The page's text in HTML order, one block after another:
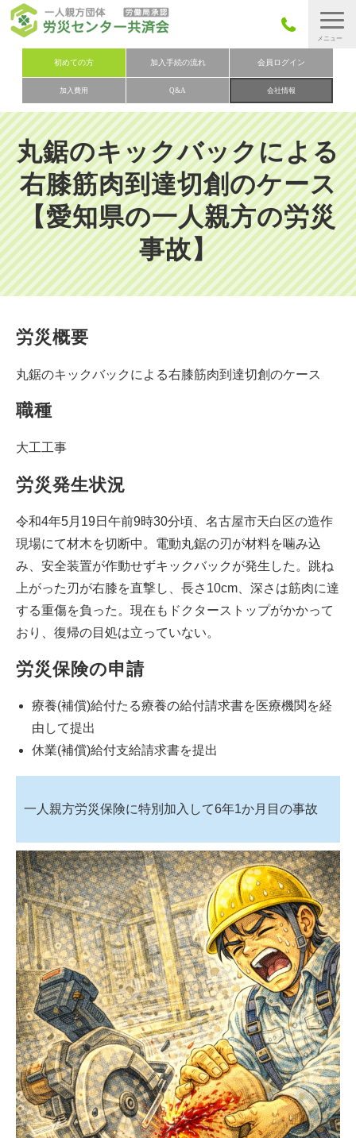
初めての方 加入手続の流れ 会員ログイン
加入費用 Q&A 会社情報
労災保険とは
労災保険の取りまとめ
労災保険加入手続きの流れ
加入費用
加入申込み
会社概要
お問い合わせ
会員メニュー
丸鋸のキックバックによる
右膝筋肉到達切創のケース
【愛知県の一人親方の労災
事故】
労災概要
丸鋸のキックバックによる右膝筋肉到達切創のケース
職種
大工工事
労災発生状況
令和4年5月19日午前9時30分頃、名古屋市天白区の造作
現場にて材木を切断中。電動丸鋸の刃が材料を噛み込
み、安全装置が作動せずキックバックが発生した。跳ね
上がった刃が右膝を直撃し、長さ10cm、深さは筋肉に達
する重傷を負った。現在もドクターストップがかかって
おり、復帰の目処は立っていない。
労災保険の申請
療養(補償)給付たる療養の給付請求書を医療機関を経
由して提出
休業(補償)給付支給請求書を提出
一人親方労災保険に特別加入して6年1か月目の事故